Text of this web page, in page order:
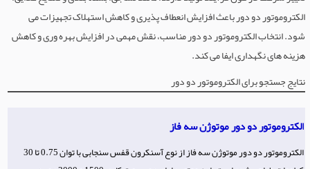
الکتروموتور دو دور باعث افزایش انعطاف پذیری و کاهش استهلاک تجهیزات می
شود. انتخاب الکتروموتور دو دور مناسب، نقش مهمی در افزایش بهره وری و کاهش
هزینه های نگهداری ایفا می کند.
نتایج جستجو برای الکتروموتور دو دور
الکتروموتور دو دور موتوژن سه فاز
الکتروموتور دو دور موتوژن سه فاز از نوع آسنکرون قفس سنجابی با توان 0.75 تا 30